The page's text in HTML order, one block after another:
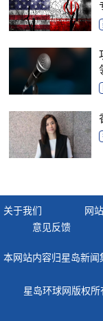
关于我们 网
意见反馈
本网站内容归星岛新
星岛环球网版权